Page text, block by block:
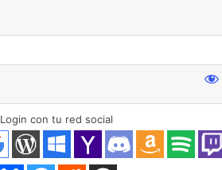
Acceder
Login con tu red social